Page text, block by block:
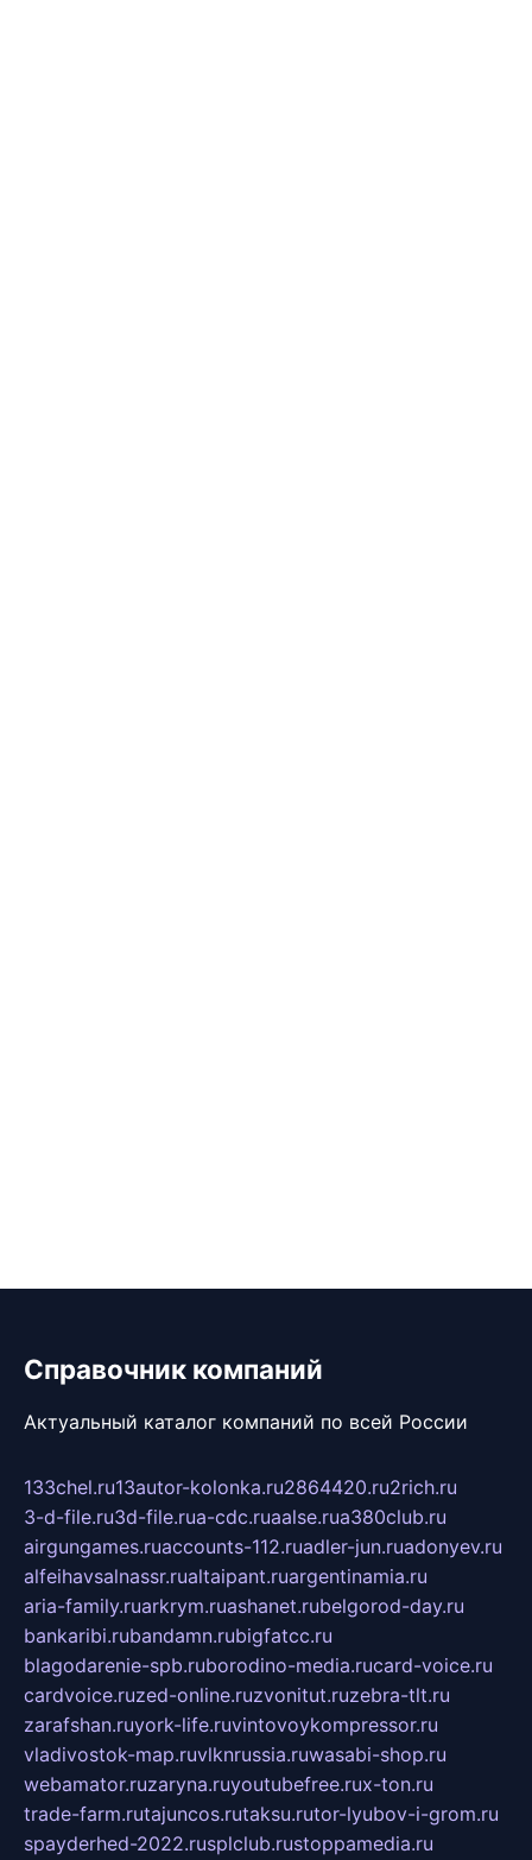
Справочник компаний
Актуальный каталог компаний по всей России
133chel.ru13autor-kolonka.ru2864420.ru2rich.ru
3-d-file.ru3d-file.rua-cdc.ruaalse.rua380club.ru
airgungames.ruaccounts-112.ruadler-jun.ruadonyev.ru
alfeihavsalnassr.rualtaipant.ruargentinamia.ru
aria-family.ruarkrym.ruashanet.rubelgorod-day.ru
bankaribi.rubandamn.rubigfatcc.ru
blagodarenie-spb.ruborodino-media.rucard-voice.ru
cardvoice.ruzed-online.ruzvonitut.ruzebra-tlt.ru
zarafshan.ruyork-life.ruvintovoykompressor.ru
vladivostok-map.ruvlknrussia.ruwasabi-shop.ru
webamator.ruzaryna.ruyoutubefree.rux-ton.ru
trade-farm.rutajuncos.rutaksu.rutor-lyubov-i-grom.ru
spayderhed-2022.rusplclub.rustoppamedia.ru